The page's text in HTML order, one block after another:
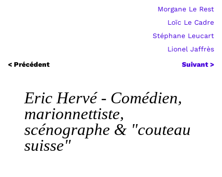
Morgane Le Rest
Loïc Le Cadre
Stéphane Leucart
Lionel Jaffrès
< Précédent
Suivant >
Eric Hervé - Comédien,
marionnettiste,
scénographe & "couteau
suisse"